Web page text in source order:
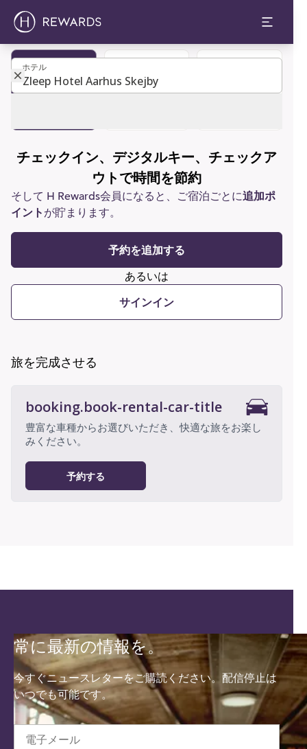
ホテル
ホテル
チェックイン、デジタルキー、チェックア
ウトで時間を節約
そして H Rewards会員になると、ご宿泊ごとに追加ポ
イントが貯まります。
予約を追加する
あるいは
サインイン
旅を完成させる
booking.book-rental-car-title
豊富な車種からお選びいただき、快適な旅をお楽し
みください。
予約する
常に最新の情報を。
今すぐニュースレターをご購読ください。配信停止は
いつでも可能です。
電子メール